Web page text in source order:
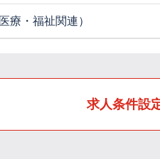
療・福祉関連）
求人条件設